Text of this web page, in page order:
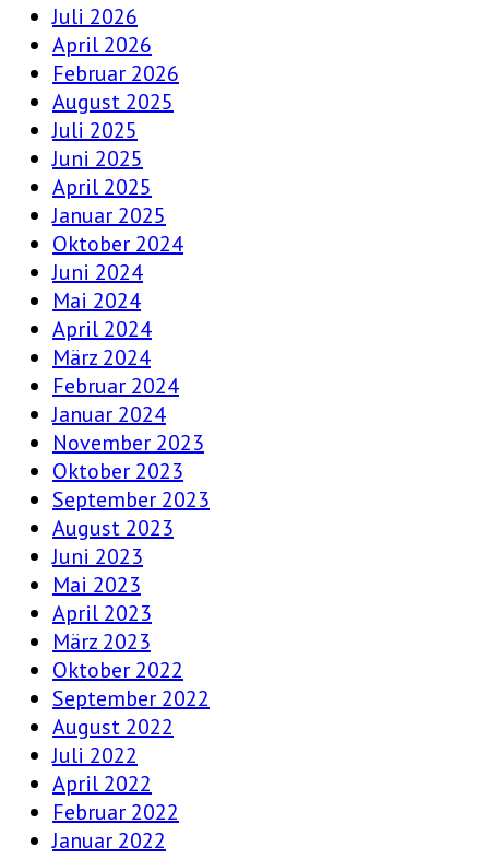
Juli 2026
April 2026
Februar 2026
August 2025
Juli 2025
Juni 2025
April 2025
Januar 2025
Oktober 2024
Juni 2024
Mai 2024
April 2024
März 2024
Februar 2024
Januar 2024
November 2023
Oktober 2023
September 2023
August 2023
Juni 2023
Mai 2023
April 2023
März 2023
Oktober 2022
September 2022
August 2022
Juli 2022
April 2022
Februar 2022
Januar 2022